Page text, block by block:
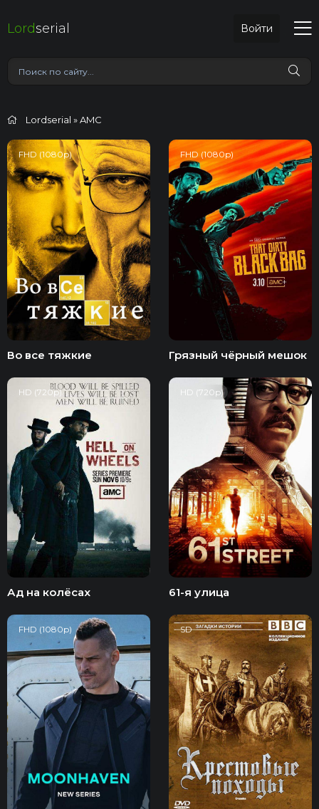
Lordserial Войти
Lordserial » AMC
FHD (1080p)
Во все тяжкие
FHD (1080p)
Грязный чёрный мешок
HD (720p)
Ад на колёсах
HD (720p)
61-я улица
FHD (1080p) SD